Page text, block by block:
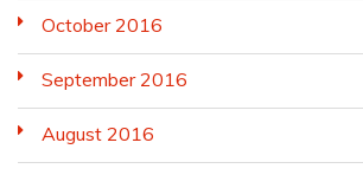
October 2016
September 2016
August 2016